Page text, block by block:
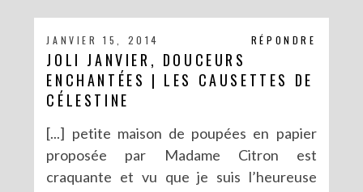
RÉPONDRE
JANVIER 15, 2014
JOLI JANVIER, DOUCEURS
ENCHANTÉES | LES CAUSETTES DE
CÉLESTINE
[...] petite maison de poupées en papier
proposée par Madame Citron est
craquante et vu que je suis l’heureuse